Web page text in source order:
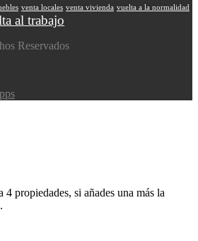
venta locales venta vivienda vuelta a la normalidad
al trabajo
Reservados
4 propiedades, si añades una más la